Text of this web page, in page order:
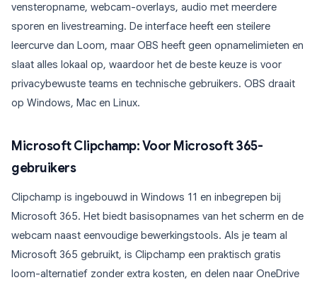
vensteropname, webcam-overlays, audio met meerdere
sporen en livestreaming. De interface heeft een steilere
leercurve dan Loom, maar OBS heeft geen opnamelimieten en
slaat alles lokaal op, waardoor het de beste keuze is voor
privacybewuste teams en technische gebruikers. OBS draait
op Windows, Mac en Linux.
Microsoft Clipchamp: Voor Microsoft 365-
gebruikers
Clipchamp is ingebouwd in Windows 11 en inbegrepen bij
Microsoft 365. Het biedt basisopnames van het scherm en de
webcam naast eenvoudige bewerkingstools. Als je team al
Microsoft 365 gebruikt, is Clipchamp een praktisch gratis
loom-alternatief zonder extra kosten, en delen naar OneDrive